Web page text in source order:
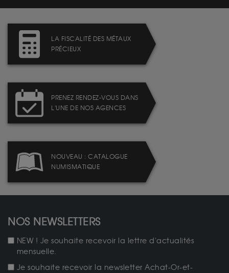
LA FISCALITÉ DES MÉTAUX
PRÉCIEUX
PRENEZ RENDEZ-VOUS DANS
L'UNE DE NOS AGENCES
NOUVEAU : CATALOGUE
NUMISMATIQUE
NOS NEWSLETTERS
NEW ! Je souhaite recevoir la lettre d'actualités
mensuelle.
Je souhaite recevoir la newsletter Achat-Or-et-